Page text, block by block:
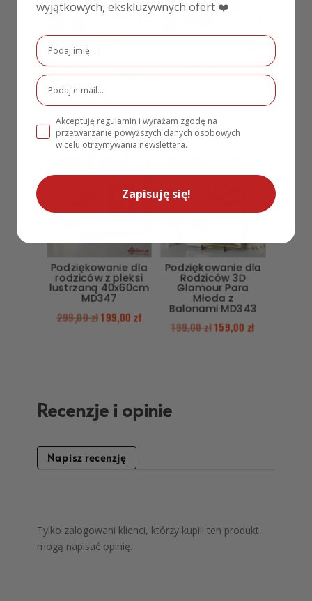
Podziękowanie dla
rodziców z pleksi
lustrzaną 40x60cm
299,00zł
Akrylowe
Podziękowanie dla
250,00zł
Podziękowanie dla
rodziców z pleksi
lustrzaną 40x60cm
MD347
299,00zł199,00 zł
Podziękowanie dla
Rodziców 3D
Glamour Para
Młoda z
Balonami MD343
199,00 zł159,00 zł
Recenzje i opinie
Napisz recenzję
Tylko zalogowani klienci, którzy kupili ten produkt
mogą napisać opinię.
wyjątkowych, ekskluzywnych ofert ❤️
Akceptuję regulamin i wyrażam zgodę na
przetwarzanie powyższych danych osobowych
w celu otrzymywania newslettera.
Zapisuję się!